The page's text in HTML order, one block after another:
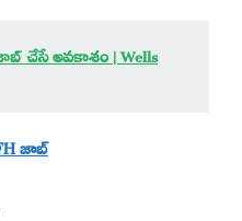
అవకాశం | Wells
జాబ్